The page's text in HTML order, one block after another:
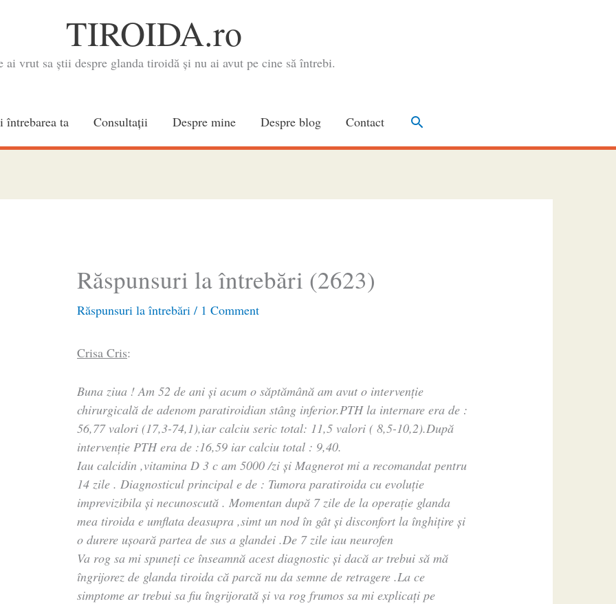
TIROIDA.ro
ai vrut sa știi despre glanda tiroidă și nu ai avut pe cine să întrebi.
întrebarea ta Consultaţii Despre mine Despre blog Contact Search
Răspunsuri la întrebări (2623)
Răspunsuri la întrebări / 1 Comment
Crisa Cris:
Buna ziua ! Am 52 de ani și acum o săptămână am avut o intervenție
chirurgicală de adenom paratiroidian stâng inferior.PTH la internare era de :
56,77 valori (17,3-74,1),iar calciu seric total: 11,5 valori ( 8,5-10,2).După
intervenție PTH era de :16,59 iar calciu total : 9,40.
Iau calcidin ,vitamina D 3 c am 5000 /zi și Magnerot mi a recomandat pentru
14 zile . Diagnosticul principal e de : Tumora paratiroida cu evoluție
imprevizibila și necunoscută . Momentan după 7 zile de la operație glanda
mea tiroida e umflata deasupra ,simt un nod în gât și disconfort la înghițire și
o durere ușoară partea de sus a glandei .De 7 zile iau neurofen
Va rog sa mi spuneți ce înseamnă acest diagnostic și dacă ar trebui să mă
îngrijorez de glanda tiroida că parcă nu da semne de retragere .La ce
simptome ar trebui sa fiu îngrijorată și va rog frumos sa mi explicați pe